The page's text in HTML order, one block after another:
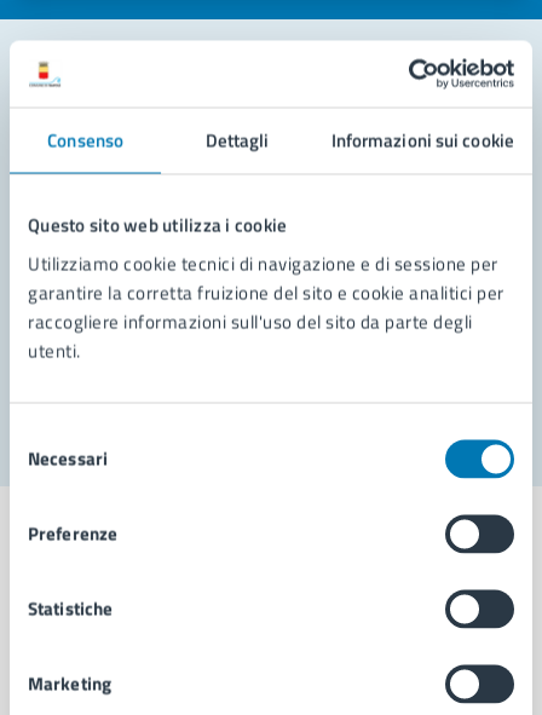
Consenso Dettagli Informazioni sui cookie
Questo sito web utilizza i cookie
Utilizziamo cookie tecnici di navigazione e di sessione per
garantire la corretta fruizione del sito e cookie analitici per
raccogliere informazioni sull'uso del sito da parte degli
utenti.
delNecessari
Preferenze
Statistiche
Marketing
Leggi le domande frequenti
Richiedi assistenza
Prenota appuntamento
Problemi in città
Comune di Napoli
AMMINISTRAZIONE